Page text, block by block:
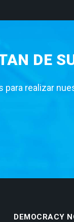
DE
realizar
DEMOCRACY